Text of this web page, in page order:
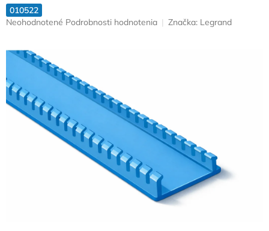
010522
Priemerné
je
z
5
hviezdičiek.
Neohodnotené Podrobnosti hodnotenia Značka: Legrand